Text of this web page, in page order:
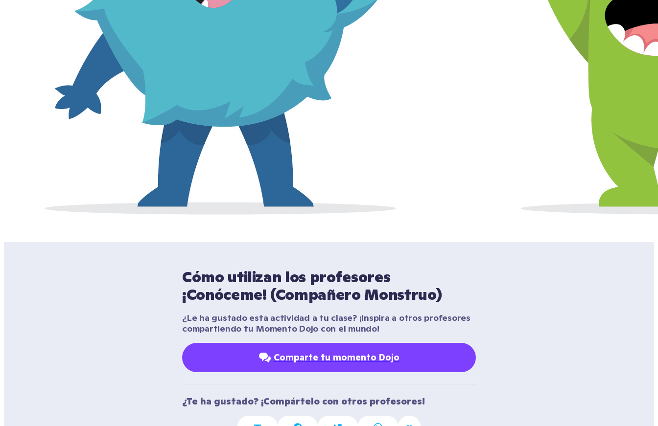
Cómo utilizan los profesores
¡Conóceme! (Compañero Monstruo)
¿Le ha gustado esta actividad a tu clase? ¡Inspira a otros profesores
compartiendo tu Momento Dojo con el mundo!
Comparte tu momento Dojo
¿Te ha gustado? ¡Compártelo con otros profesores!